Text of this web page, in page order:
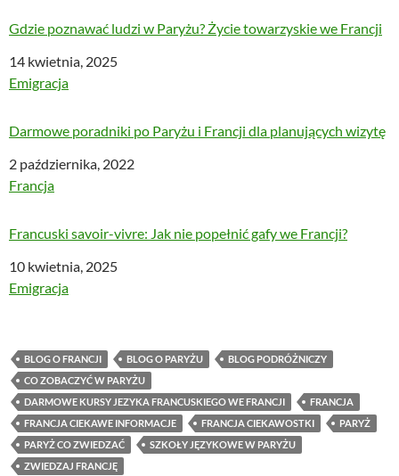
Gdzie poznawać ludzi w Paryżu? Życie towarzyskie we Francji
Data
14 kwietnia, 2025
W odniesieniu do
Emigracja
Darmowe poradniki po Paryżu i Francji dla planujących wizytę
Data
2 października, 2022
W odniesieniu do
Francja
Francuski savoir-vivre: Jak nie popełnić gafy we Francji?
Data
10 kwietnia, 2025
W odniesieniu do
Emigracja
BLOG O FRANCJI BLOG O PARYŻU
BLOG PODRÓŻNICZY
CO ZOBACZYĆ W PARYŻU
DARMOWE KURSY JEZYKA FRANCUSKIEGO WE FRANCJI
FRANCJA
FRANCJA CIEKAWE INFORMACJE
FRANCJA CIEKAWOSTKI
PARYŻ
PARYŻ CO ZWIEDZAĆ
SZKOŁY JĘZYKOWE W PARYŻU
ZWIEDZAJ FRANCJĘ